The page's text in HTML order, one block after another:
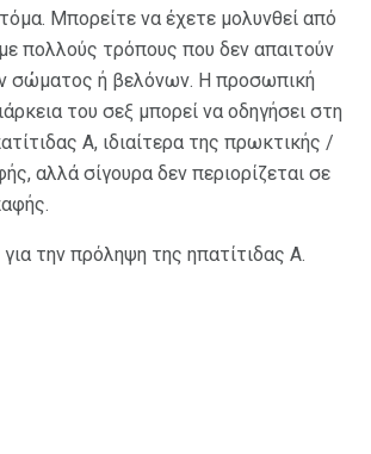
Μπορείτε να έχετε μολυνθεί από
πολλούς τρόπους που δεν απαιτούν
σώματος ή βελόνων. Η προσωπική
του σεξ μπορεί να οδηγήσει στη
Α, ιδιαίτερα της πρωκτικής /
αλλά σίγουρα δεν περιορίζεται σε
για την πρόληψη της ηπατίτιδας Α.